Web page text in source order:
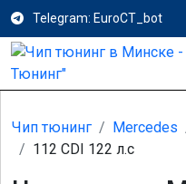
Telegram: EuroCT_bot
Чип тюнинг Mercedes
112 CDI 122 л.с